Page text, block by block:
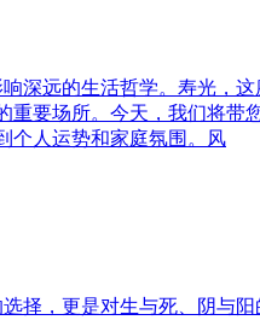
远的生活哲学。寿光，
要场所。今天，我们将
个人运势和家庭氛围。风
择，更是对生与死、阴与